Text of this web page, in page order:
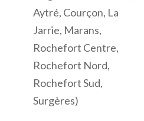
Aytré, Courçon, La
Jarrie, Marans,
Rochefort Centre,
Rochefort Nord,
Rochefort Sud,
Surgères)